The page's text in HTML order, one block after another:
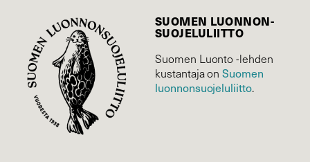
SUOMEN LUONNON­
SUOJELU­LIITTO
Suomen Luonto -lehden
kustantaja onSuomen
luonnonsuojelu­liitto.